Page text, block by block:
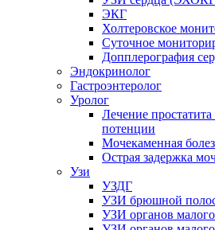
ЭКГ
Холтеровское
Суточное
Допплерография
Эндокринолог
Гастроэнтеролог
Уролог
Лечение
потенции
Мочекаменная
Острая задержка
Узи
УЗДГ
УЗИ брюшной
УЗИ органов